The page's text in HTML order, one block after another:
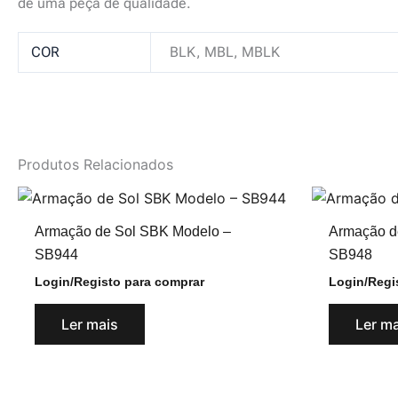
COR BLK, MBL, MBLK
Produtos Relacionados
Armação de Sol SBK Modelo –
SB944
Login/Registo para comprar
Ler mais
Armação
SB948
Login/
Ler